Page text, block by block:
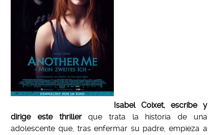
Isabel Coixet, escribe y
dirige este thrillerque trata la historia de una
adolescente que, tras enfermar su padre, empieza a